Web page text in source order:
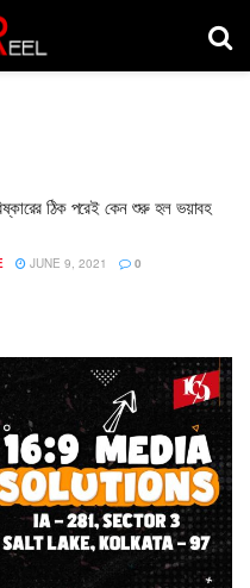
ঠিক পরেই কেন শুরু হল ভয়াবহ
JUNE 9, 2021 0